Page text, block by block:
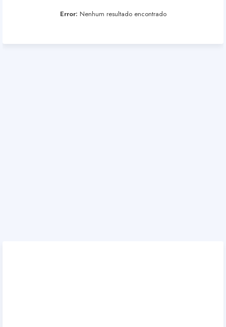
Error: Nenhum resultado encontrado